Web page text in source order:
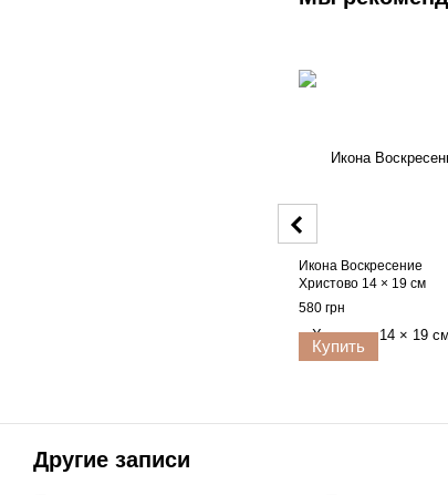
Икона Воскресение
Христово 14 × 19 см
580 грн
Купить
Другие записи